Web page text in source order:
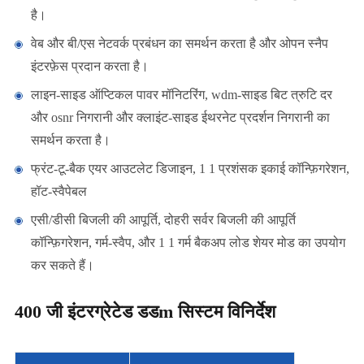
है।
वेब और बी/एस नेटवर्क प्रबंधन का समर्थन करता है और ओपन स्नैप
इंटरफ़ेस प्रदान करता है।
लाइन-साइड ऑप्टिकल पावर मॉनिटरिंग, wdm-साइड बिट त्रुटि दर
और osnr निगरानी और क्लाइंट-साइड ईथरनेट प्रदर्शन निगरानी का
समर्थन करता है।
फ्रंट-टू-बैक एयर आउटलेट डिजाइन, 1 1 प्रशंसक इकाई कॉन्फ़िगरेशन,
हॉट-स्वैपेबल
एसी/डीसी बिजली की आपूर्ति, दोहरी सर्वर बिजली की आपूर्ति
कॉन्फ़िगरेशन, गर्म-स्वैप, और 1 1 गर्म बैकअप लोड शेयर मोड का उपयोग
कर सकते हैं।
400 जी इंटरग्रेटेड डडm सिस्टम विनिर्देश